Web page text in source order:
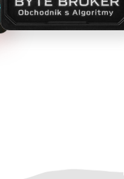
Vlastimil Kraisl